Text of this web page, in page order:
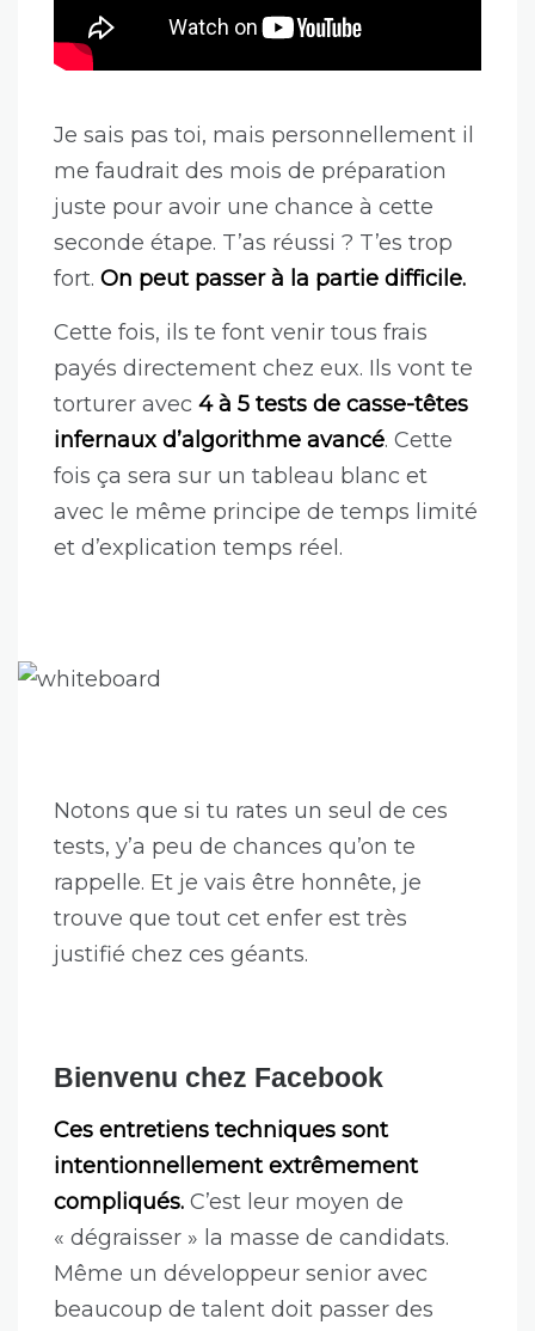
Je sais pas toi, mais personnellement il
me faudrait des mois de préparation
juste pour avoir une chance à cette
seconde étape. T’as réussi ? T’es trop
fort. On peut passer à la partie difficile.
Cette fois, ils te font venir tous frais
payés directement chez eux. Ils vont te
torturer avec 4 à 5 tests de casse-têtes
infernaux d’algorithme avancé. Cette
fois ça sera sur un tableau blanc et
avec le même principe de temps limité
et d’explication temps réel.
Notons que si tu rates un seul de ces
tests, y’a peu de chances qu’on te
rappelle. Et je vais être honnête, je
trouve que tout cet enfer est très
justifié chez ces géants.
Bienvenu chez Facebook
Ces entretiens techniques sont
intentionnellement extrêmement
compliqués. C’est leur moyen de
« dégraisser » la masse de candidats.
Même un développeur senior avec
beaucoup de talent doit passer des